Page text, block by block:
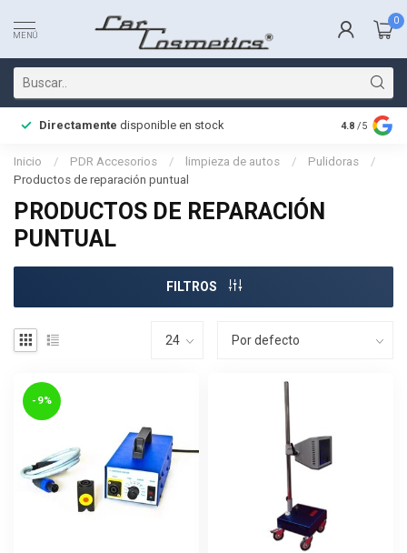
MENÚ
0
Directamente disponible en stock Entrega
4.8 /5
Inicio / PDR Accesorios / limpieza de autos / Pulidoras
/
Productos de reparación puntual
PRODUCTOS DE REPARACIÓN
PUNTUAL
FILTROS
-9%